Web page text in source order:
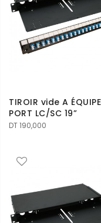
TIROIR vide A
PORT LC/SC 19”
DT190,000